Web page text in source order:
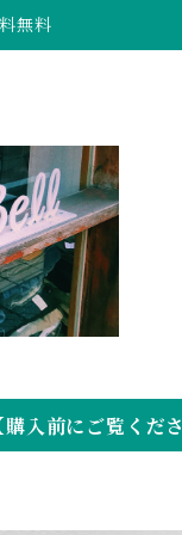
無料
購入前にご覧くだ